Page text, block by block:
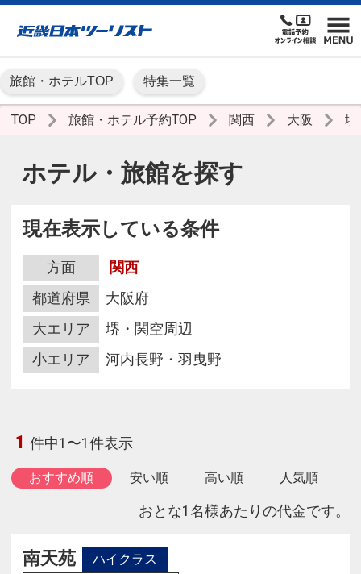
旅館・ホテルTOP 特集一覧
TOP 旅館・ホテル予約TOP 関西 大阪 堺
ホテル・旅館を探す
現在表示している条件
方面
関西
都道府県
大阪府
大エリア
堺・関空周辺
小エリア
河内長野・羽曳野
1 件中1〜1件表示
おすすめ順 安い順 高い順 人気順
おとな1名様あたりの代金です。
南天苑
ハイクラス